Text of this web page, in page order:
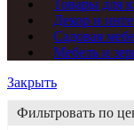
Товары для
Декор и
Садовая
Мебель и
Закрыть
Фильтровать по